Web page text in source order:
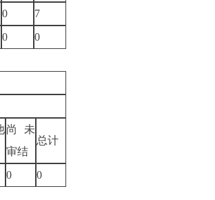
0
7
0
0
尚未
审结
总计
0
0